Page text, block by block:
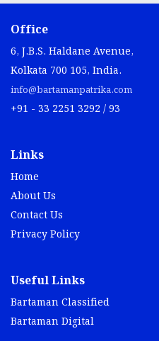
Office
6, J.B.S. Haldane Avenue,
Kolkata 700 105, India.
info@bartamanpatrika.com
+91 - 33 2251 3292 / 93
Links
Home
About Us
Contact Us
Privacy Policy
Useful Links
Bartaman Classified
Bartaman Digital